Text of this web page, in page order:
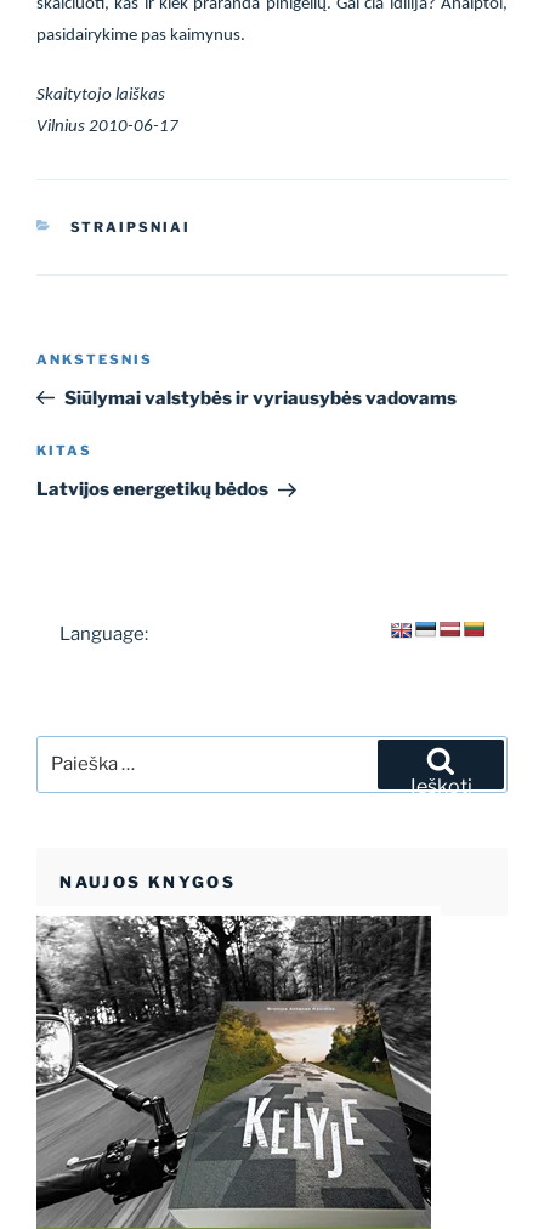
skaičiuoti, kas ir kiek praranda pinigėlių. Gal čia idilija? Anaiptol,
pasidairykime pas kaimynus.
Skaitytojo laiškas
Vilnius 2010-06-17
KATEGORIJOS
STRAIPSNIAI
įrašų
Ankstesnis
įrašas
ANKSTESNIS
Siūlymai valstybės ir vyriausybės vadovams
Kitas
įrašas
KITAS
Latvijos energetikų bėdos
Language:
Ieškoti
NAUJOS KNYGOS